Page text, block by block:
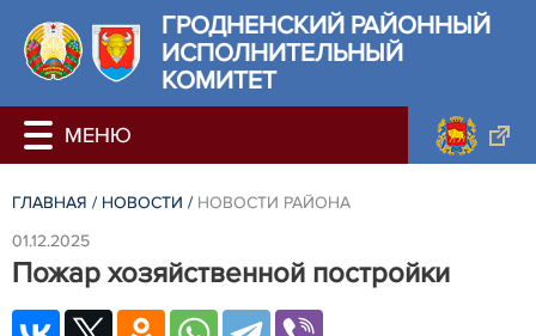
ГРОДНЕНСКИЙ РАЙОННЫЙ
ИСПОЛНИТЕЛЬНЫЙ
КОМИТЕТ
ГЛАВНАЯ / НОВОСТИ / НОВОСТИ РАЙОНА
01.12.2025
Пожар хозяйственной постройки